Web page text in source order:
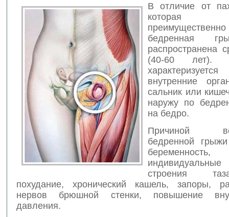
В отличие от
которая
бедренная
распространена
(40-60 лет).
внутренние
сальник или
наружу по
на бедро.
Причиной
бедренной
индивидуальные
строения
похудание, хронический кашель, запоры,
нервов брюшной стенки, повышение
давления.